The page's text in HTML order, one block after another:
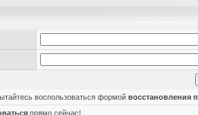
воспользоваться формой восстановления
прямо сейчас!